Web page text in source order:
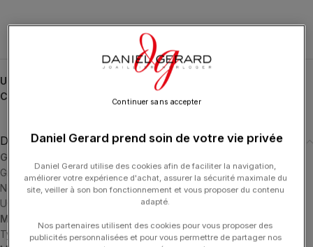
UGS :
Catégories :
HORLOGERIE RADO
Description
Généralités
Gravable: Non
Nom du produit: Florence Automatic
UGS: R48904013
Mouvement
Type de mouvement: Automatic
Daniel Gerard prend soin de votre vie privée
Daniel Gerard utilise des cookies afin de faciliter la navigation,
améliorer votre expérience d'achat, assurer la sécurité maximale du
site, veiller à son bon fonctionnement et vous proposer du contenu
adapté.
Nos partenaires utilisent des cookies pour vous proposer des
publicités personnalisées et pour vous permettre de partager nos
Continuer sans accepter